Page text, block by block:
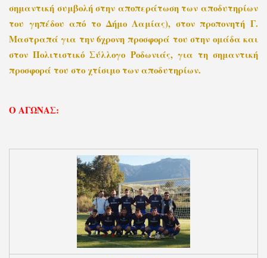
σημαντική συμβολή στην αποπεράτωση των αποδυτηρίων
του γηπέδου από το Δήμο Λαμίας), στον προπονητή Γ.
Μαστραπά για την 6χρονη προσφορά του στην ομάδα και
στον Πολιτιστικό Σύλλογο Ροδωνιάς, για τη σημαντική
προσφορά του στο χτίσιμο των αποδυτηρίων.
Ο ΑΓΩΝΑΣ: